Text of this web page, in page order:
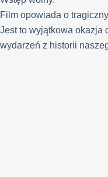
Film opowiada o
Jest to wyjątkowa okazja
wydarzeń z historii